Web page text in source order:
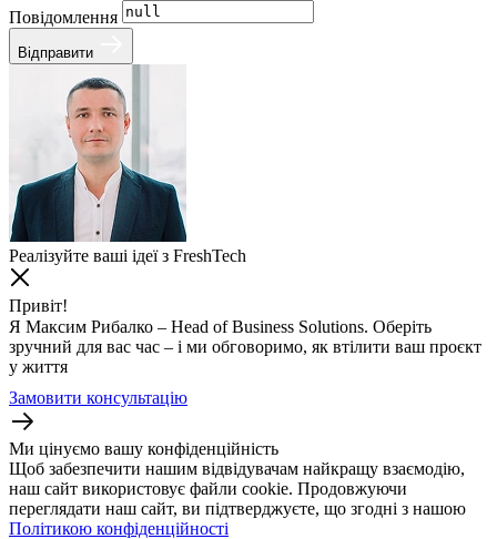
Повідомлення
Відправити
Реалізуйте ваші ідеї з FreshTech
Привіт!
Я Максим Рибалко – Head of Business Solutions. Оберіть
зручний для вас час – і ми обговоримо, як втілити ваш проєкт
у життя
Замовити консультацію
Ми цінуємо вашу конфіденційність
Щоб забезпечити нашим відвідувачам найкращу взаємодію,
наш сайт використовує файли cookie. Продовжуючи
переглядати наш сайт, ви підтверджуєте, що згодні з нашою
Політикою конфіденційності